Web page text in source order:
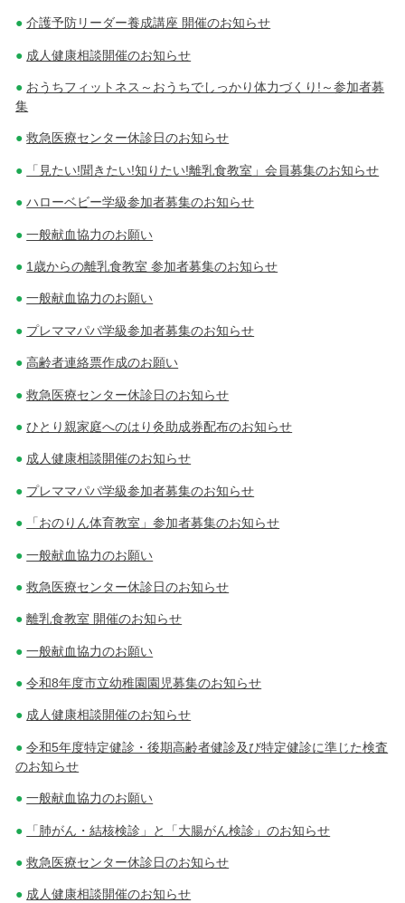
介護予防リーダー養成講座 開催のお知らせ
成人健康相談開催のお知らせ
おうちフィットネス～おうちでしっかり体力づくり!～参加者募
集
救急医療センター休診日のお知らせ
「見たい!聞きたい!知りたい!離乳食教室」会員募集のお知らせ
ハローベビー学級参加者募集のお知らせ
一般献血協力のお願い
1歳からの離乳食教室 参加者募集のお知らせ
一般献血協力のお願い
プレママパパ学級参加者募集のお知らせ
高齢者連絡票作成のお願い
救急医療センター休診日のお知らせ
ひとり親家庭へのはり灸助成券配布のお知らせ
成人健康相談開催のお知らせ
プレママパパ学級参加者募集のお知らせ
「おのりん体育教室」参加者募集のお知らせ
一般献血協力のお願い
救急医療センター休診日のお知らせ
離乳食教室 開催のお知らせ
一般献血協力のお願い
令和8年度市立幼稚園園児募集のお知らせ
成人健康相談開催のお知らせ
令和5年度特定健診・後期高齢者健診及び特定健診に準じた検査
のお知らせ
一般献血協力のお願い
「肺がん・結核検診」と「大腸がん検診」のお知らせ
救急医療センター休診日のお知らせ
成人健康相談開催のお知らせ